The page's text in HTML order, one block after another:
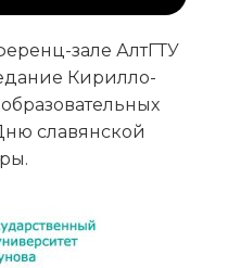
зале АлтГТУ
Кирилло-
славянской